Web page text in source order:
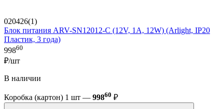
020426(1)
Блок питания ARV-SN12012-C (12V, 1A, 12W) (Arlight, IP20
Пластик, 3 года)
99860
₽/шт
В наличии
Коробка (картон) 1 шт — 99860 ₽